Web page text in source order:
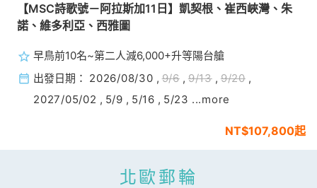
【MSC詩歌號－阿拉斯加11日】凱契根、崔西峽灣、朱
諾、維多利亞、西雅圖
早鳥前10名~第二人減6,000+升等陽台艙
出發日期： 2026/08/30 ,9/6, 9/13, 9/20,
2027/05/02 , 5/9 , 5/16 , 5/23 ...more
$107,800起
北歐郵輪